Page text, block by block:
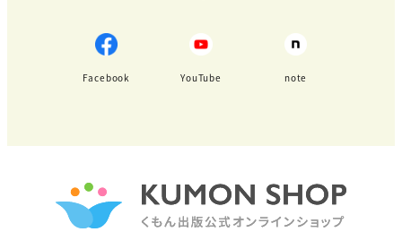
Facebook YouTube note